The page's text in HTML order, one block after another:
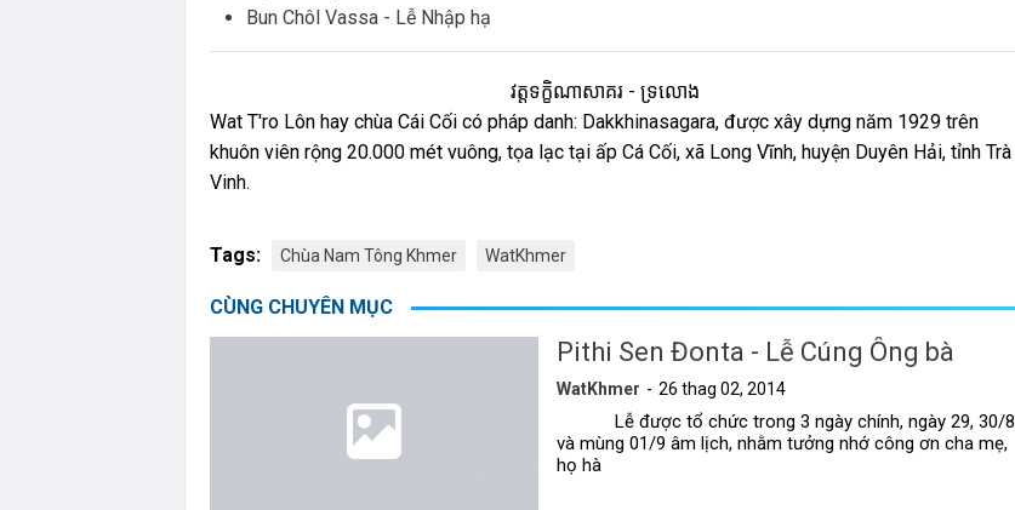
Bun Chôl Vassa - Lễ Nhập hạ
វត្តទក្ខិណាសាគរ - ទ្រលោង
Wat T'ro Lôn hay chùa Cái Cối có pháp danh: Dakkhinasagara, được xây dựng năm 1929 trên
khuôn viên rộng 20.000 mét vuông, tọa lạc tại ấp Cá Cối, xã Long Vĩnh, huyện Duyên Hải, tỉnh Trà
Vinh.
Tags: Chùa Nam Tông Khmer WatKhmer
CÙNG CHUYÊN MỤC
Pithi Sen Đonta - Lễ Cúng Ông bà
WatKhmer 26 thag 02, 2014
Lễ được tổ chức trong 3 ngày chính, ngày 29, 30/8
và mùng 01/9 âm lịch, nhằm tưởng nhớ công ơn cha mẹ,
họ hà